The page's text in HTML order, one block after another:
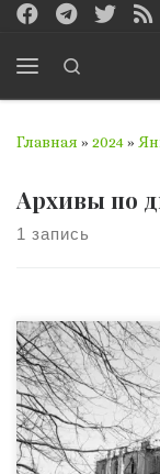
Перейти к
Главная » 2024»
Архивы по
1 запись
Украина всегда
загадка, как
колыбелей,
день… Вопрос о